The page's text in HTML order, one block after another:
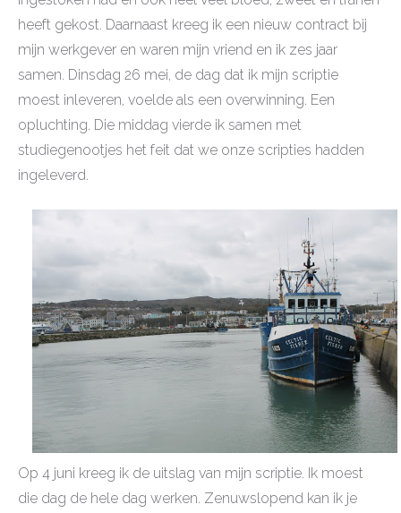
heeft gekost. Daarnaast kreeg ik een nieuw contract bij
mijn werkgever en waren mijn vriend en ik zes jaar
samen. Dinsdag 26 mei, de dag dat ik mijn scriptie
moest inleveren, voelde als een overwinning. Een
opluchting. Die middag vierde ik samen met
studiegenootjes het feit dat we onze scripties hadden
ingeleverd.
Op 4 juni kreeg ik de uitslag van mijn scriptie. Ik moest
die dag de hele dag werken. Zenuwslopend kan ik je